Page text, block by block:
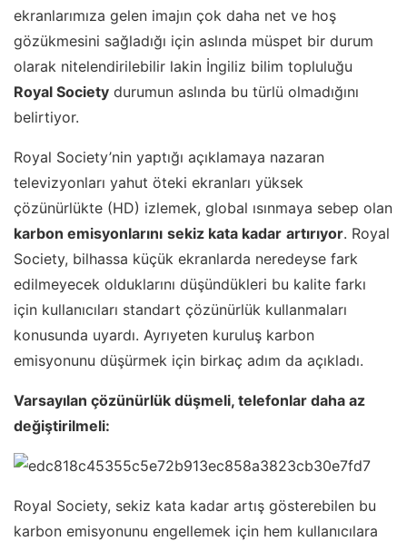
ekranlarımıza gelen imajın çok daha net ve hoş
gözükmesini sağladığı için aslında müspet bir durum
olarak nitelendirilebilir lakin İngiliz bilim topluluğu
Royal Society durumun aslında bu türlü olmadığını
belirtiyor.
Royal Society’nin yaptığı açıklamaya nazaran
televizyonları yahut öteki ekranları yüksek
çözünürlükte (HD) izlemek, global ısınmaya sebep olan
karbon emisyonlarını sekiz kata kadar artırıyor. Royal
Society, bilhassa küçük ekranlarda neredeyse fark
edilmeyecek olduklarını düşündükleri bu kalite farkı
için kullanıcıları standart çözünürlük kullanmaları
konusunda uyardı. Ayrıyeten kuruluş karbon
emisyonunu düşürmek için birkaç adım da açıkladı.
Varsayılan çözünürlük düşmeli, telefonlar daha az
değiştirilmeli:
Royal Society, sekiz kata kadar artış gösterebilen bu
karbon emisyonunu engellemek için hem kullanıcılara